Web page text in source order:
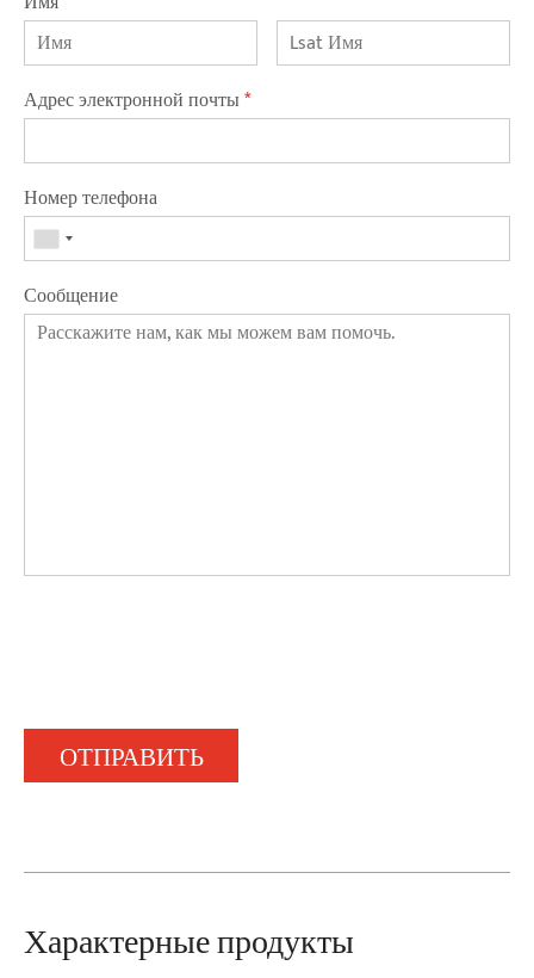
Адрес электронной почты*
Номер телефона
Сообщение
ОТПРАВИТЬ
Характерные продукты